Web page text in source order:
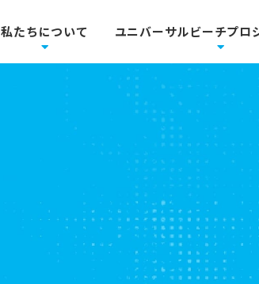
私たちについて ユニバーサルビーチプロ